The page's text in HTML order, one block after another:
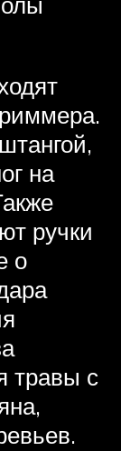
на
ручки
о
травы с